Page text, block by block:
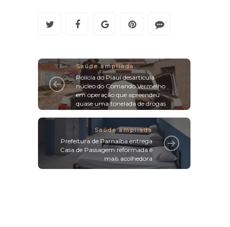
Saúde ampliada
Polícia do Piauí desarticula
núcleo do Comando Vermelho
em operação que apreendeu
quase uma tonelada de drogas
Saúde ampliada
Prefeitura de Parnaíba entrega
Casa de Passagem reformada e
mais acolhedora